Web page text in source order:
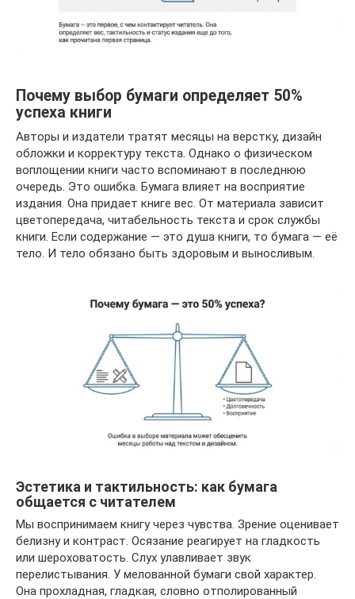
Почему выбор бумаги определяет 50%
успеха книги
Авторы и издатели тратят месяцы на верстку, дизайн
обложки и корректуру текста. Однако о физическом
воплощении книги часто вспоминают в последнюю
очередь. Это ошибка. Бумага влияет на восприятие
издания. Она придает книге вес. От материала зависит
цветопередача, читабельность текста и срок службы
книги. Если содержание — это душа книги, то бумага — её
тело. И тело обязано быть здоровым и выносливым.
Эстетика и тактильность: как бумага
общается с читателем
Мы воспринимаем книгу через чувства. Зрение оценивает
белизну и контраст. Осязание реагирует на гладкость
или шероховатость. Слух улавливает звук
перелистывания. У мелованной бумаги свой характер.
Она прохладная, гладкая, словно отполированный